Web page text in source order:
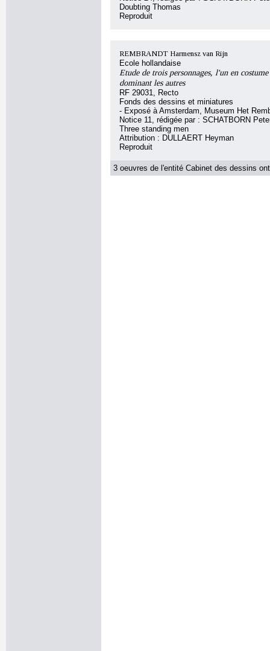
Doubting Thomas
Reproduit
REMBRANDT Harmensz van Rijn
Ecole hollandaise
Etude de trois personnages, l'un en
dominant les autres
RF 29031, Recto
Fonds des dessins et miniatures
- Exposé à Amsterdam, Museum Het
Notice 11, rédigée par : SCHATBORN
Three standing men
Attribution : DULLAERT Heyman
Reproduit
3 oeuvres de l'entité Cabinet des dessins